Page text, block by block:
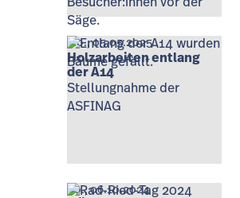
Mo., 05.05.2025
Holzarbeiten entlang
der A14
Stellungnahme der
ASFINAG
So., 06.10.2024